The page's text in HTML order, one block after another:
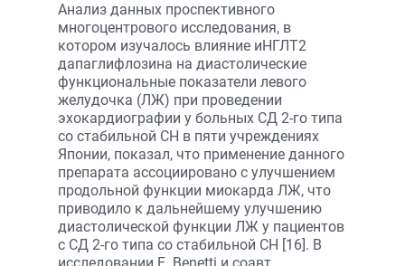
Анализ данных проспективного
многоцентрового исследования, в
котором изучалось влияние иНГЛТ2
дапаглифлозина на диастолические
функциональные показатели левого
желудочка (ЛЖ) при проведении
эхокардиографии у больных СД 2-го типа
со стабильной СН в пяти учреждениях
Японии, показал, что применение данного
препарата ассоциировано с улучшением
продольной функции миокарда ЛЖ, что
приводило к дальнейшему улучшению
диастолической функции ЛЖ у пациентов
с СД 2-го типа со стабильной СН [16]. В